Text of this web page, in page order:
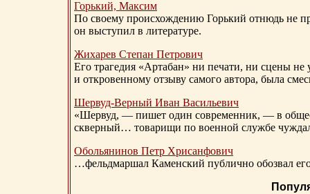
Горький, Максим
По своему происхождению Горький отнюдь не
он выступил в литературе.
Жихарев Степан Петрович
Его трагедия «Артабан» ни печати, ни сцены
и откровенному отзыву самого автора, была
Шервуд-Верный Иван Васильевич
«Шервуд, — пишет один современник, — в
скверный… товарищи по военной службе
Обольянинов Петр Хрисанфович
…фельдмаршал Каменский публично обозвал